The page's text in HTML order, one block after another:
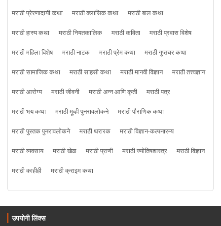
मराठी प्रेरणादायी कथा
मराठी क्लासिक कथा
मराठी बाल कथा
मराठी हास्य कथा
मराठी नियतकालिक मराठी कविता
मराठी प्रवास विशेष
मराठी महिला विशेष
मराठी नाटक मराठी प्रेम कथा
मराठी गुप्तचर कथा
मराठी सामाजिक कथा
मराठी साहसी कथा मराठी मानवी विज्ञान
मराठी तत्त्वज्ञान
मराठी आरोग्य
मराठी जीवनी मराठी अन्न आणि कृती
मराठी पत्र
मराठी भय कथा
मराठी मूव्ही पुनरावलोकने
मराठी पौराणिक कथा
मराठी पुस्तक पुनरावलोकने
मराठी थरारक
मराठी विज्ञान-कल्पनारम्य
मराठी व्यवसाय
मराठी खेळ मराठी प्राणी मराठी ज्योतिषशास्त्र
मराठी विज्ञान
मराठी काहीही
मराठी क्राइम कथा
उपयोगी लिंक्स